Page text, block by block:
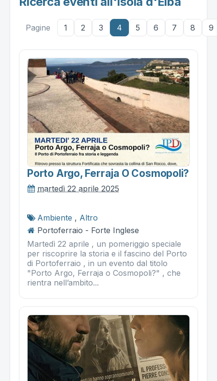
Pagine 1 2 3 4 5 6 7 8 9
Porto Argo, Ferraja O Cosmopoli?
martedì 22 aprile 2025
Ambiente , Altro
Portoferraio - Forte Inglese
Martedì 22 aprile , un pomeriggio speciale
per riscoprire la storia e il fascino del Porto
di Portoferraio , in un evento dal titolo
"Porto Argo, Ferraja o Cosmopoli?" , che
rientra nell’ambito...